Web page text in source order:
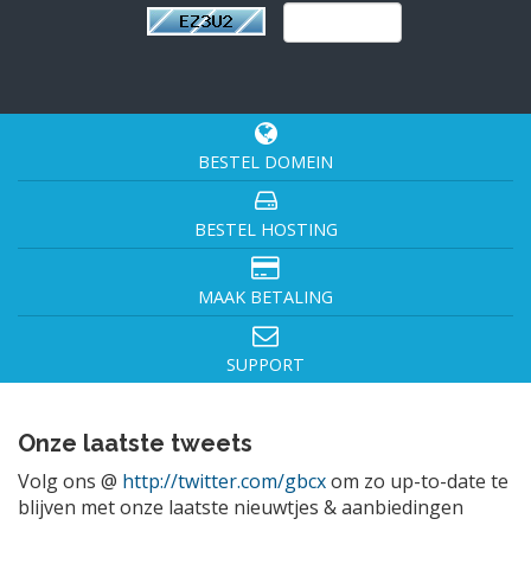
BESTEL DOMEIN
BESTEL HOSTING
MAAK BETALING
SUPPORT
Onze laatste tweets
Volg ons @ http://twitter.com/gbcxom zo up-to-date te
blijven met onze laatste nieuwtjes & aanbiedingen